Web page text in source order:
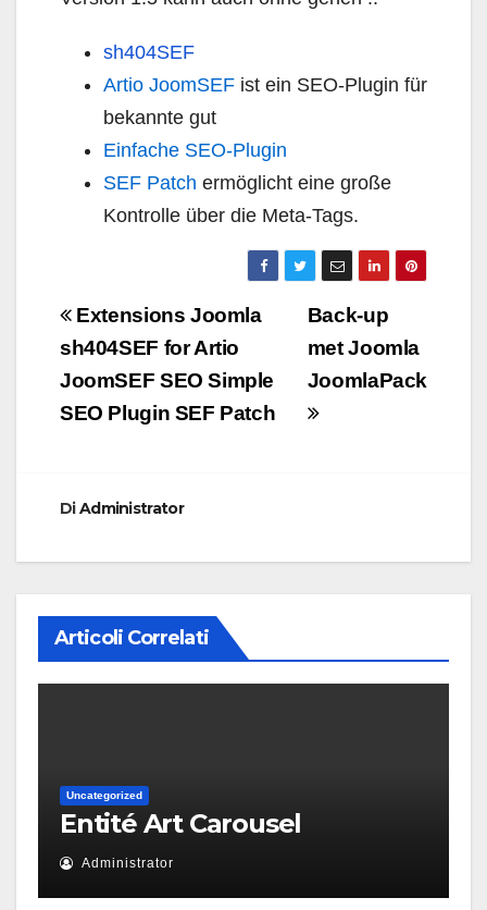
sh404SEF
Artio JoomSEF ist ein SEO-Plugin für
bekannte gut
Einfache SEO-Plugin
SEF Patch ermöglicht eine große
Kontrolle über die Meta-Tags.
Navigazione
articoli
Back-up
met Joomla
JoomlaPack
Extensions Joomla
sh404SEF for Artio
JoomSEF SEO Simple
SEO Plugin SEF Patch
DiAdministrator
Articoli Correlati
Uncategorized
Entité Art Carousel
Administrator